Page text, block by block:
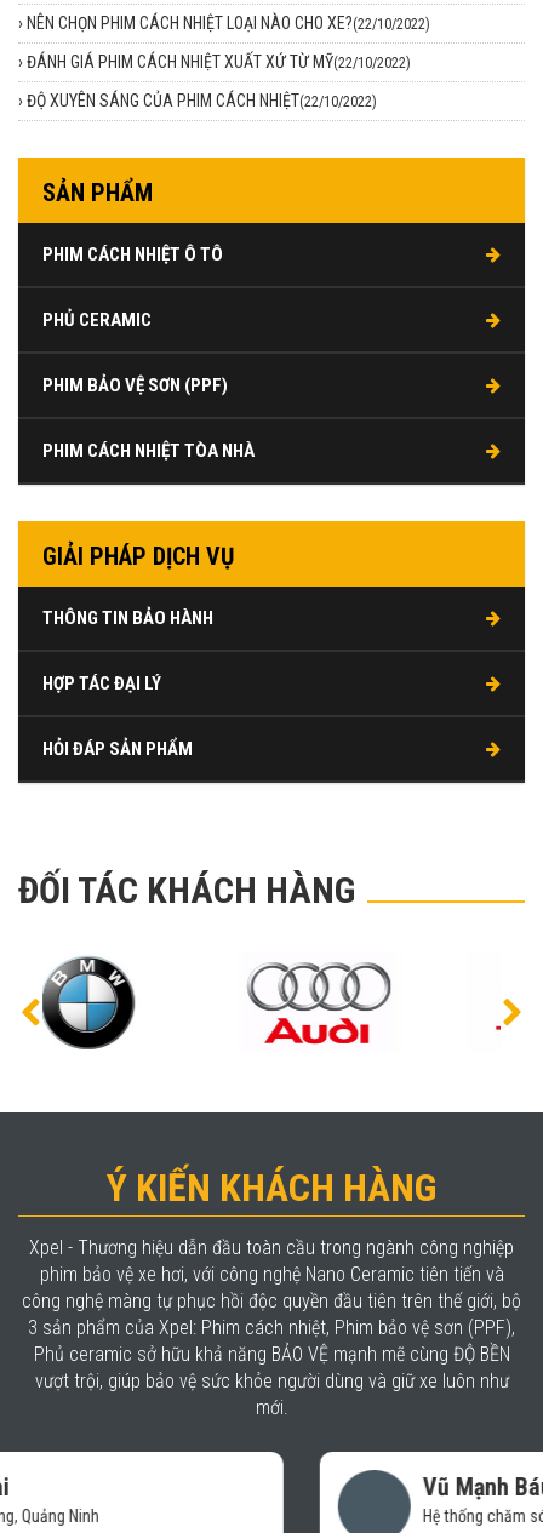
› NÊN CHỌN PHIM CÁCH NHIỆT LOẠI NÀO CHO XE?(22/10/2022)
› ĐÁNH GIÁ PHIM CÁCH NHIỆT XUẤT XỨ TỪ MỸ(22/10/2022)
› ĐỘ XUYÊN SÁNG CỦA PHIM CÁCH NHIỆT(22/10/2022)
SẢN PHẨM
PHIM CÁCH NHIỆT Ô TÔ
PHỦ CERAMIC
PHIM BẢO VỆ SƠN (PPF)
PHIM CÁCH NHIỆT TÒA NHÀ
GIẢI PHÁP DỊCH VỤ
THÔNG TIN BẢO HÀNH
HỢP TÁC ĐẠI LÝ
HỎI ĐÁP SẢN PHẨM
ĐỐI TÁC KHÁCH HÀNG
Ý KIẾN KHÁCH HÀNG
Xpel - Thương hiệu dẫn đầu toàn cầu trong ngành công nghiệp
phim bảo vệ xe hơi, với công nghệ Nano Ceramic tiên tiến và
công nghệ màng tự phục hồi độc quyền đầu tiên trên thế giới, bộ
3 sản phẩm của Xpel: Phim cách nhiệt, Phim bảo vệ sơn (PPF),
Phủ ceramic sở hữu khả năng BẢO VỆ mạnh mẽ cùng ĐỘ BỀN
vượt trội, giúp bảo vệ sức khỏe người dùng và giữ xe luôn như
mới.
Hệ thống chăm sóc xe- Auto 365 Quảng Ninh